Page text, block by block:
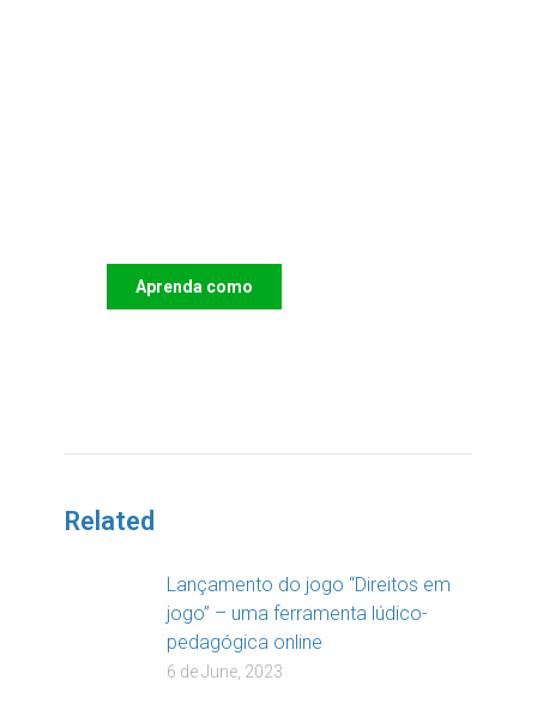
Aprenda como
Related
Lançamento do jogo “Direitos em
jogo” – uma ferramenta lúdico-
pedagógica online
6 de June, 2023